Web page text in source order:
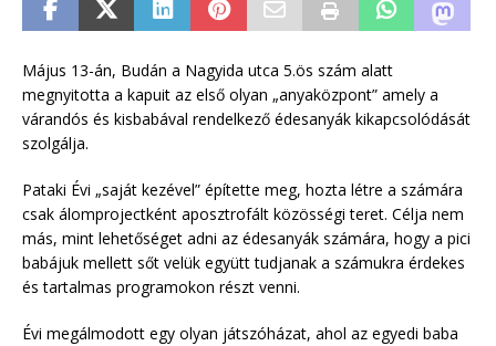
Május 13-án, Budán a Nagyida utca 5.ös szám alatt
megnyitotta a kapuit az első olyan „anyaközpont” amely a
várandós és kisbabával rendelkező édesanyák kikapcsolódását
szolgálja.
Pataki Évi „saját kezével” építette meg, hozta létre a számára
csak álomprojectként aposztrofált közösségi teret. Célja nem
más, mint lehetőséget adni az édesanyák számára, hogy a pici
babájuk mellett sőt velük együtt tudjanak a számukra érdekes
és tartalmas programokon részt venni.
Évi megálmodott egy olyan játszóházat, ahol az egyedi baba